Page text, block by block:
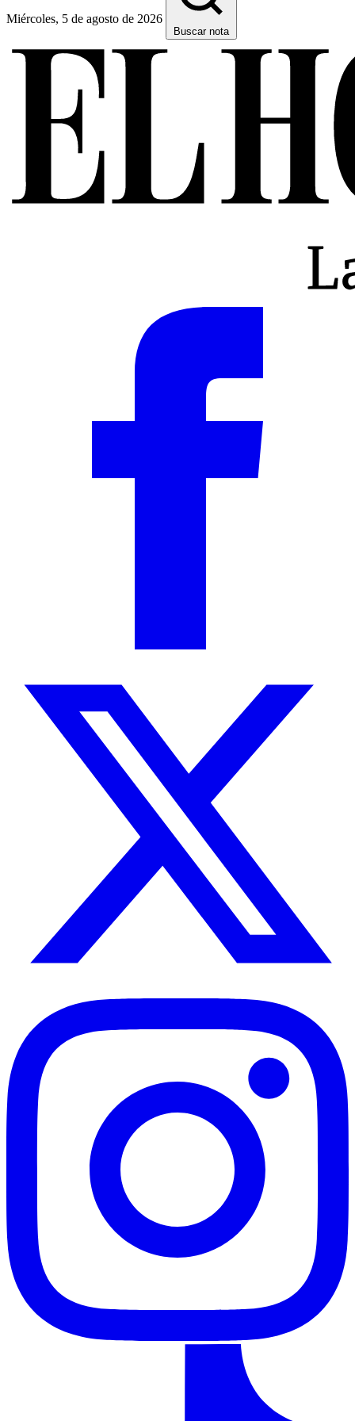
Miércoles, 5 de agosto de 2026
Buscar nota